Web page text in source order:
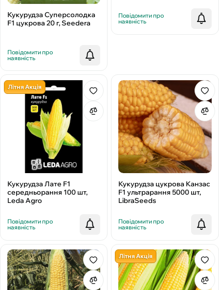
Кукурудза Суперсолодка
F1 цукрова 20 г, Seedera
Повідомити про
наявність
Повідомити про
наявність
Літня Акція
Кукурудза Лате F1
середньорання 100 шт,
Leda Agro
Повідомити про
наявність
Кукурудза цукрова Канзас
F1 ультрарання 5000 шт,
LibraSeeds
Повідомити про
наявність
Літня Акція